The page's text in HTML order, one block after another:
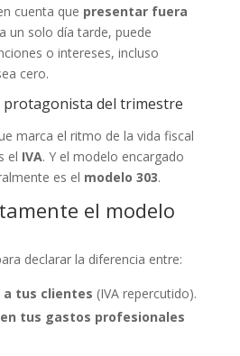
cuenta que presentar fuera
un solo día tarde, puede
o intereses, incluso
cero.
protagonista del trimestre
marca el ritmo de la vida fiscal
el IVA. Y el modelo encargado
es el modelo 303.
el modelo
declarar la diferencia entre:
a tus clientes (IVA repercutido).
en tus gastos profesionales